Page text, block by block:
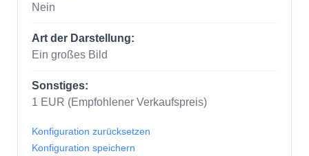
Nein
Art der Darstellung:
Ein großes Bild
Sonstiges:
1 EUR (Empfohlener Verkaufspreis)
Konfiguration zurücksetzen
Konfiguration speichern